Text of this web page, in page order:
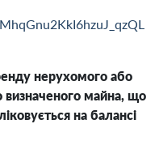
нерухомого або
визначеного майна, що
на балансі